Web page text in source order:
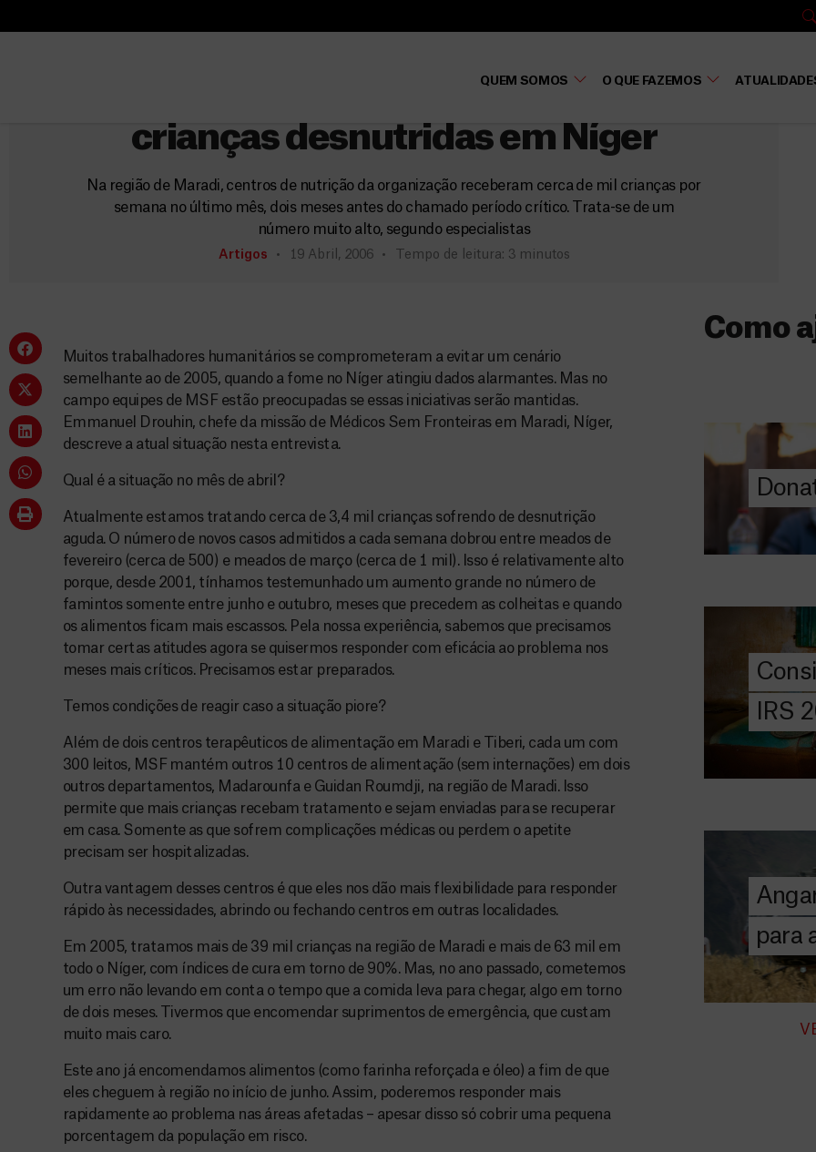
QUEM SOMOS O QUE FAZEMOS
c
a
r
MSF continua tratando milhares de
crianças desnutridas em Níger
Na região de Maradi, centros de nutrição da organização receberam cerca de mil crianças por
semana no último mês, dois meses antes do chamado período crítico. Trata-se de um
número muito alto, segundo especialistas
Artigos 19 Abril, 2006 Tempo de leitura: 3 minutos
Muitos trabalhadores humanitários se comprometeram a evitar um cenário
semelhante ao de 2005, quando a fome no Níger atingiu dados alarmantes. Mas no
campo equipes de MSF estão preocupadas se essas iniciativas serão mantidas.
Emmanuel Drouhin, chefe da missão de Médicos Sem Fronteiras em Maradi, Níger,
descreve a atual situação nesta entrevista.
Qual é a situação no mês de abril?
Atualmente estamos tratando cerca de 3,4 mil crianças sofrendo de desnutrição
aguda. O número de novos casos admitidos a cada semana dobrou entre meados de
fevereiro (cerca de 500) e meados de março (cerca de 1 mil). Isso é relativamente alto
porque, desde 2001, tínhamos testemunhado um aumento grande no número de
famintos somente entre junho e outubro, meses que precedem as colheitas e quando
os alimentos ficam mais escassos. Pela nossa experiência, sabemos que precisamos
tomar certas atitudes agora se quisermos responder com eficácia ao problema nos
meses mais críticos. Precisamos estar preparados.
Temos condições de reagir caso a situação piore?
Além de dois centros terapêuticos de alimentação em Maradi e Tiberi, cada um com
300 leitos, MSF mantém outros 10 centros de alimentação (sem internações) em dois
outros departamentos, Madarounfa e Guidan Roumdji, na região de Maradi. Isso
permite que mais crianças recebam tratamento e sejam enviadas para se recuperar
em casa. Somente as que sofrem complicações médicas ou perdem o apetite
precisam ser hospitalizadas.
Outra vantagem desses centros é que eles nos dão mais flexibilidade para responder
rápido às necessidades, abrindo ou fechando centros em outras localidades.
Em 2005, tratamos mais de 39 mil crianças na região de Maradi e mais de 63 mil em
todo o Níger, com índices de cura em torno de 90%. Mas, no ano passado, cometemos
um erro não levando em conta o tempo que a comida leva para chegar, algo em torno
de dois meses. Tivermos que encomendar suprimentos de emergência, que custam
muito mais caro.
Este ano já encomendamos alimentos (como farinha reforçada e óleo) a fim de que
eles cheguem à região no início de junho. Assim, poderemos responder mais
rapidamente ao problema nas áreas afetadas – apesar disso só cobrir uma pequena
porcentagem da população em risco.
Como
ajuda-nos a
a quem mais
DOE
AGORA
IRS
Saiba tudo
IRS: o que é,
preencher, e
MSF com o
DOE
AGORA
para
Angarie
A MSF
chegar
humanitária
DOE
AGORA
r